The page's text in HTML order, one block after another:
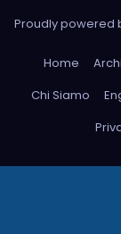
Proudly powered
Home
Chi Siamo